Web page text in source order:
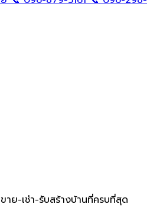
าย-เช่า-รับสร้างบ้านที่ครบที่สุด